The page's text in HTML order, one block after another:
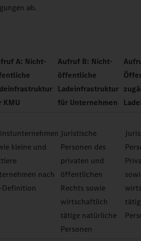
ab.
A: Nicht-
KMU
Aufruf B: Nicht-
öffentliche
Ladeinfrastruktur
für Unternehmen
kleine und
nach
Definition
Juristische
Personen des
privaten und
öffentlichen
Rechts sowie
wirtschaftlich
tätige natürliche
Personen